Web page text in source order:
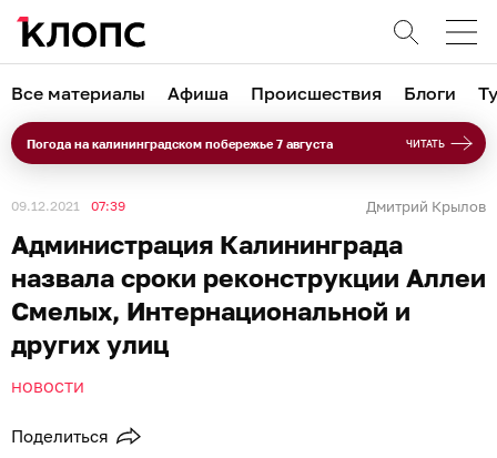
Все материалы Афиша Происшествия Блоги
Погода на калининградском побережье 7 августа ЧИТАТЬ
09.12.2021 07:39 Дмитрий Крылов
Администрация Калининграда
назвала сроки реконструкции Аллеи
Смелых, Интернациональной и
других улиц
НОВОСТИ
Поделиться